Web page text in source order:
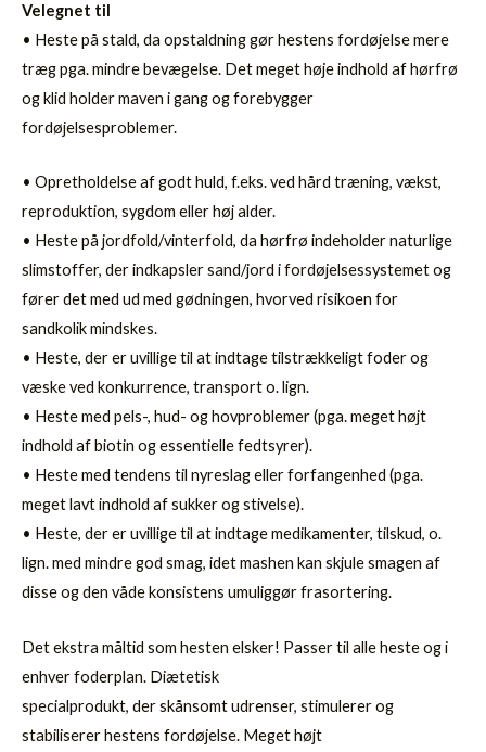
Velegnet til
• Heste på stald, da opstaldning gør hestens fordøjelse mere
træg pga. mindre bevægelse. Det meget høje indhold af hørfrø
og klid holder maven i gang og forebygger
fordøjelsesproblemer.
• Opretholdelse af godt huld, f.eks. ved hård træning, vækst,
reproduktion, sygdom eller høj alder.
• Heste på jordfold/vinterfold, da hørfrø indeholder naturlige
slimstoffer, der indkapsler sand/jord i fordøjelsessystemet og
fører det med ud med gødningen, hvorved risikoen for
sandkolik mindskes.
• Heste, der er uvillige til at indtage tilstrækkeligt foder og
væske ved konkurrence, transport o. lign.
• Heste med pels-, hud- og hovproblemer (pga. meget højt
indhold af biotin og essentielle fedtsyrer).
• Heste med tendens til nyreslag eller forfangenhed (pga.
meget lavt indhold af sukker og stivelse).
• Heste, der er uvillige til at indtage medikamenter, tilskud, o.
lign. med mindre god smag, idet mashen kan skjule smagen af
disse og den våde konsistens umuliggør frasortering.
Det ekstra måltid som hesten elsker! Passer til alle heste og i
enhver foderplan. Diætetisk
specialprodukt, der skånsomt udrenser, stimulerer og
stabiliserer hestens fordøjelse. Meget højt